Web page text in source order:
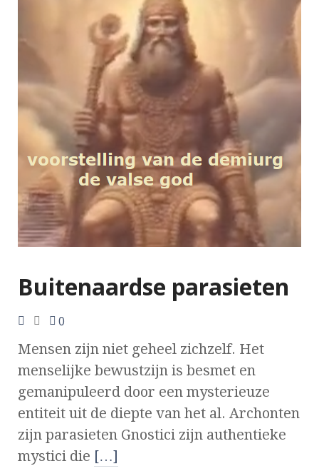
Buitenaardse parasieten
0
Mensen zijn niet geheel zichzelf. Het
menselijke bewustzijn is besmet en
gemanipuleerd door een mysterieuze
entiteit uit de diepte van het al. Archonten
zijn parasieten Gnostici zijn authentieke
mystici die […]